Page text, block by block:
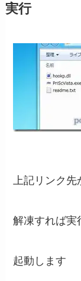
実行
上記リンク
解凍すれば実
起動します